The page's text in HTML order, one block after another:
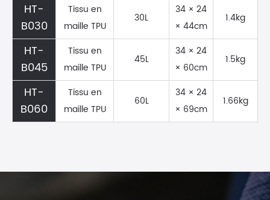
HT-
B030
Tissu en
maille TPU
30L
34 × 24
× 44cm
1.4kg
HT-
B045
Tissu en
maille TPU
45L
34 × 24
× 60cm
1.5kg
HT-
B060
Tissu en
maille TPU
60L
34 × 24
× 69cm
1.66kg